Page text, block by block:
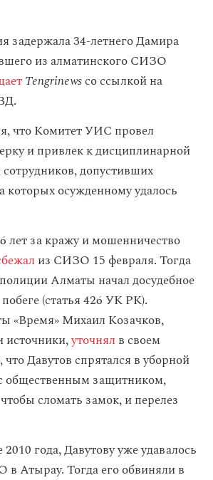
задержала 34-летнего Дамира
из алматинского СИЗО
Tengrinewsсо ссылкой на
что Комитет УИС провел
и привлек к дисциплинарной
сотрудников, допустивших
которых осужденному удалось
лет за кражу и мошенничество
из СИЗО 15 февраля. Тогда
Алматы начал досудебное
(статья 426 УК РК).
«Время» Михаил Козачков,
источники,уточнял в своем
что Давутов спрятался в уборной
общественным защитником,
сломать замок, и перелез
года, Давутову уже удавалось
Атырау. Тогда его обвиняли в